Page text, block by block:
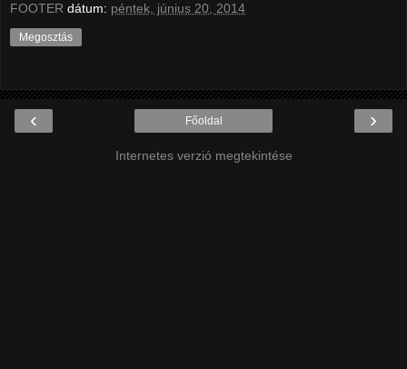
FOOTER dátum: péntek, június 20, 2014
Megosztás
‹ ›
Főoldal
Internetes verzió megtekintése